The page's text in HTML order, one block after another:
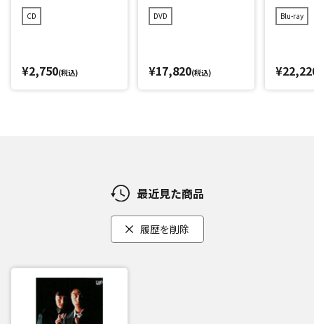
CD
¥2,750(税込)
DVD-BOX
DVD
¥17,820(税込)
Blu-ray
Blu-ray
最近見た商品
履歴を削除